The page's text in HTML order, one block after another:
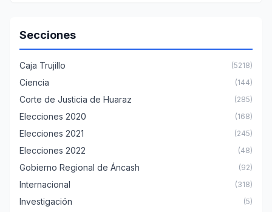
Secciones
Caja Trujillo (5218)
Ciencia (144)
Corte de Justicia de Huaraz (285)
Elecciones 2020 (168)
Elecciones 2021 (245)
Elecciones 2022 (48)
Gobierno Regional de Áncash (92)
Internacional (318)
Investigación (5)